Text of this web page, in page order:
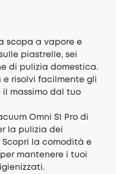
scopa a vapore e
piastrelle, sei
di pulizia domestica.
risolvi facilmente gli
massimo dal tuo
Omni S1 Pro di
la pulizia dei
Scopri la comodità e
mantenere i tuoi